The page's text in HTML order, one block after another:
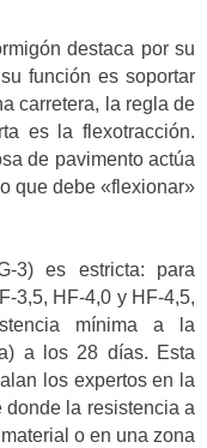
destaca por su
función es soportar
carretera, la regla de
es la flexotracción.
de pavimento actúa
que debe «flexionar»
3) es estricta: para
3,5, HF-4,0 y HF-4,5,
mínima a la
a los 28 días. Esta
los expertos en la
donde la resistencia a
o en una zona